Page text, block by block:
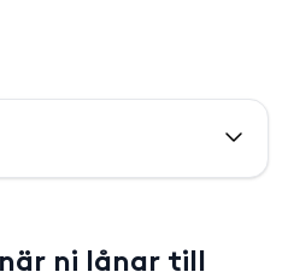
ni lånar till